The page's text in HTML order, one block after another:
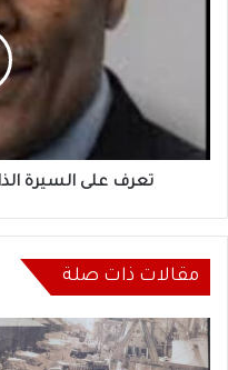
تعرف على السيرة
مقالات ذات صلة